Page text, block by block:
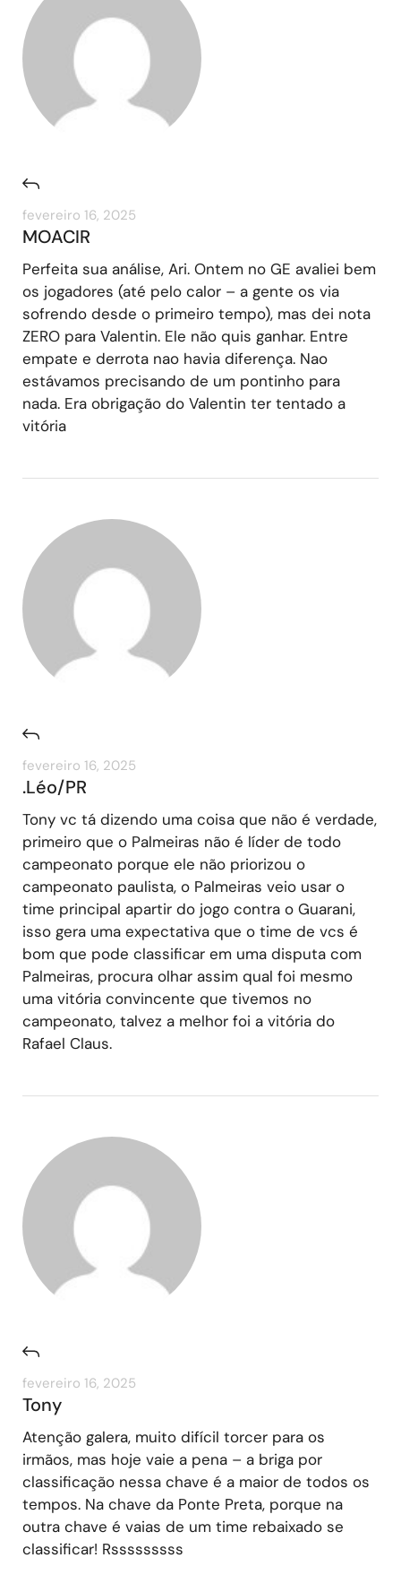
fevereiro 16, 2025
MOACIR
Perfeita sua análise, Ari. Ontem no GE avaliei bem
os jogadores (até pelo calor – a gente os via
sofrendo desde o primeiro tempo), mas dei nota
ZERO para Valentin. Ele não quis ganhar. Entre
empate e derrota nao havia diferença. Nao
estávamos precisando de um pontinho para
nada. Era obrigação do Valentin ter tentado a
vitória
fevereiro 16, 2025
.Léo/PR
Tony vc tá dizendo uma coisa que não é verdade,
primeiro que o Palmeiras não é líder de todo
campeonato porque ele não priorizou o
campeonato paulista, o Palmeiras veio usar o
time principal apartir do jogo contra o Guarani,
isso gera uma expectativa que o time de vcs é
bom que pode classificar em uma disputa com
Palmeiras, procura olhar assim qual foi mesmo
uma vitória convincente que tivemos no
campeonato, talvez a melhor foi a vitória do
Rafael Claus.
fevereiro 16, 2025
Tony
Atenção galera, muito difícil torcer para os
irmãos, mas hoje vaie a pena – a briga por
classificação nessa chave é a maior de todos os
tempos. Na chave da Ponte Preta, porque na
outra chave é vaias de um time rebaixado se
classificar! Rsssssssss